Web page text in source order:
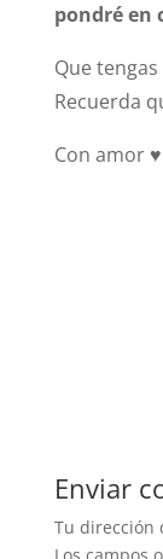
pondré en
Que
Recuerda
Con amor ♥
Enviar
Tu dirección